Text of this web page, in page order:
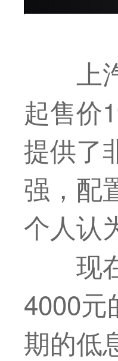
起售价
提供了
强，配
个人认
现
4000元
期的低